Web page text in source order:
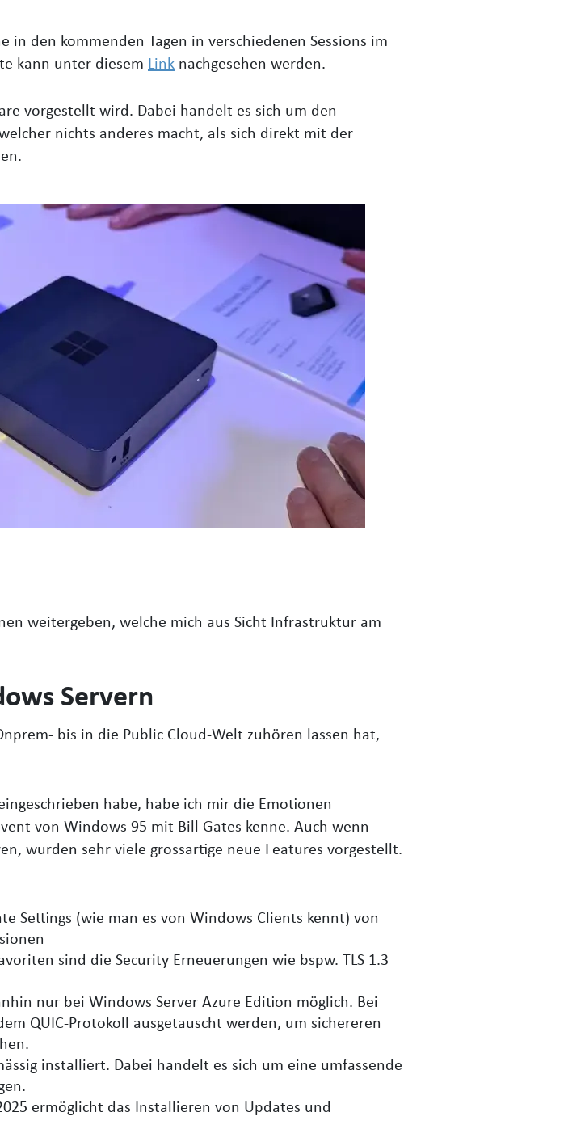
in den kommenden Tagen in verschiedenen Sessions im
kann unter diesem Link nachgesehen werden.
vorgestellt wird. Dabei handelt es sich um den
nichts anderes macht, als sich direkt mit der
weitergeben, welche mich aus Sicht Infrastruktur am
Servern
bis in die Public Cloud-Welt zuhören lassen hat,
habe, habe ich mir die Emotionen
von Windows 95 mit Bill Gates kenne. Auch wenn
wurden sehr viele grossartige neue Features vorgestellt.
Settings (wie man es von Windows Clients kennt) von
sind die Security Erneuerungen wie bspw. TLS 1.3
nur bei Windows Server Azure Edition möglich. Bei
QUIC-Protokoll ausgetauscht werden, um sichereren
installiert. Dabei handelt es sich um eine umfassende
ermöglicht das Installieren von Updates und